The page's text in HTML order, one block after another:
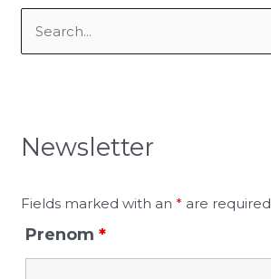
c
f
o
Newsletter
Fields marked with an* are required
Prenom*